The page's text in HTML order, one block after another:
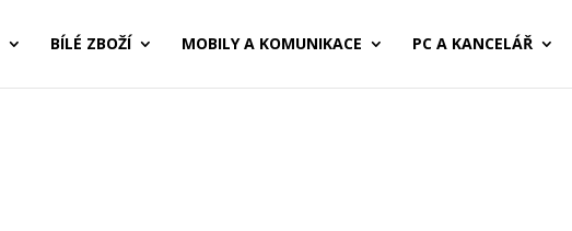
BÍLÉ ZBOŽÍ MOBILY A KOMUNIKACE PC A KANCELÁŘ